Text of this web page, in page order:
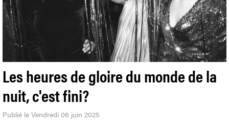
Les heures de gloire du monde de la
nuit, c'est fini?
Publié le Vendredi 06 juin 2025